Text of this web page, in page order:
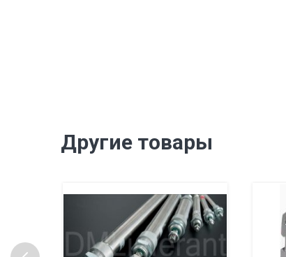
Другие товары